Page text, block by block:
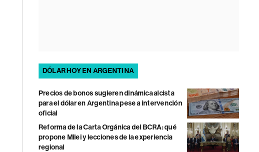
DÓLAR HOY EN ARGENTINA
Precios de bonos sugieren dinámica alcista
para el dólar en Argentina pese a intervención
oficial
Reforma de la Carta Orgánica del BCRA: qué
propone Milei y lecciones de la experiencia
regional